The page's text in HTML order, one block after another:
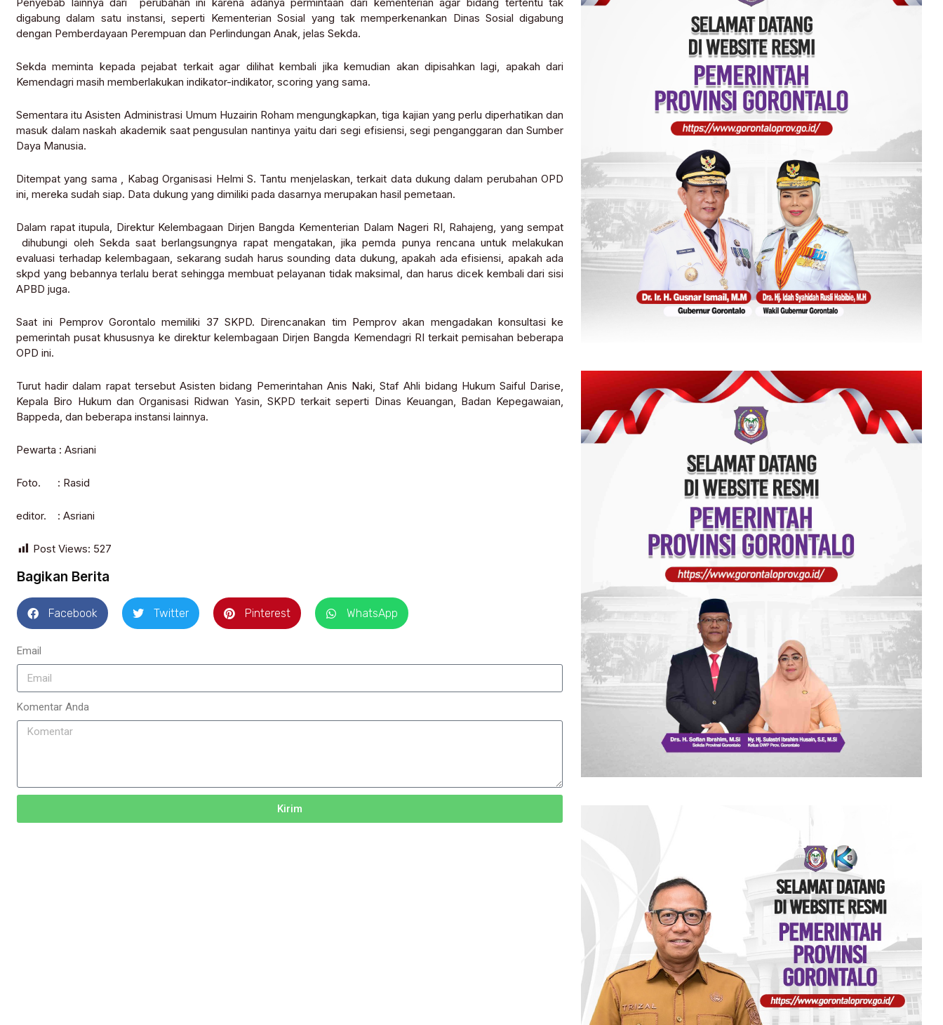
digabung dalam satu instansi, seperti Kementerian Sosial yang tak memperkenankan Dinas Sosial digabung
dengan Pemberdayaan Perempuan dan Perlindungan Anak, jelas Sekda.
Sekda meminta kepada pejabat terkait agar dilihat kembali jika kemudian akan dipisahkan lagi, apakah dari
Kemendagri masih memberlakukan indikator-indikator, scoring yang sama.
Sementara itu Asisten Administrasi Umum Huzairin Roham mengungkapkan, tiga kajian yang perlu diperhatikan dan
masuk dalam naskah akademik saat pengusulan nantinya yaitu dari segi efisiensi, segi penganggaran dan Sumber
Daya Manusia.
Ditempat yang sama , Kabag Organisasi Helmi S. Tantu menjelaskan, terkait data dukung dalam perubahan OPD
ini, mereka sudah siap. Data dukung yang dimiliki pada dasarnya merupakan hasil pemetaan.
Dalam rapat itupula, Direktur Kelembagaan Dirjen Bangda Kementerian Dalam Nageri RI, Rahajeng, yang sempat
dihubungi oleh Sekda saat berlangsungnya rapat mengatakan, jika pemda punya rencana untuk melakukan
evaluasi terhadap kelembagaan, sekarang sudah harus sounding data dukung, apakah ada efisiensi, apakah ada
skpd yang bebannya terlalu berat sehingga membuat pelayanan tidak maksimal, dan harus dicek kembali dari sisi
APBD juga.
Saat ini Pemprov Gorontalo memiliki 37 SKPD. Direncanakan tim Pemprov akan mengadakan konsultasi ke
pemerintah pusat khususnya ke direktur kelembagaan Dirjen Bangda Kemendagri RI terkait pemisahan beberapa
OPD ini.
Turut hadir dalam rapat tersebut Asisten bidang Pemerintahan Anis Naki, Staf Ahli bidang Hukum Saiful Darise,
Kepala Biro Hukum dan Organisasi Ridwan Yasin, SKPD terkait seperti Dinas Keuangan, Badan Kepegawaian,
Bappeda, dan beberapa instansi lainnya.
Pewarta : Asriani
Foto. : Rasid
editor. : Asriani
Post Views: 527
Bagikan Berita
Facebook Twitter Pinterest WhatsApp
Email
Komentar Anda
Kirim